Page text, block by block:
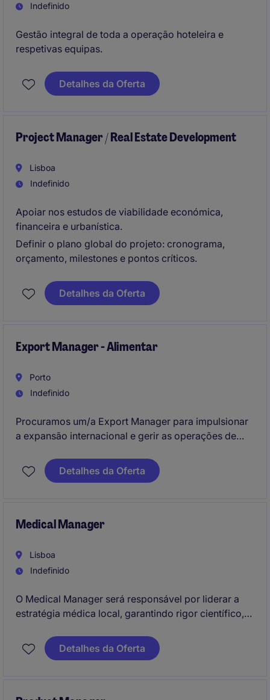
Indefinido
Gestão integral de toda a operação hoteleira e
respetivas equipas.
Detalhes da Oferta
Project Manager / Real Estate Development
Lisboa
Indefinido
Apoiar nos estudos de viabilidade económica,
financeira e urbanística.
Definir o plano global do projeto: cronograma,
orçamento, milestones e pontos críticos.
Detalhes da Oferta
Export Manager - Alimentar
Porto
Indefinido
Procuramos um/a Export Manager para impulsionar
a expansão internacional e gerir as operações de
equipas internas e externas para desenvolver novos
mercados e maximizar as oportunidades de negócio.
Detalhes da Oferta
Medical Manager
Lisboa
Indefinido
O Medical Manager será responsável por liderar a
estratégia médica local, garantindo rigor científico,
equipas internas e stakeholders externos. A posição
oferece a oportunidade de assumir maior
Detalhes da Oferta